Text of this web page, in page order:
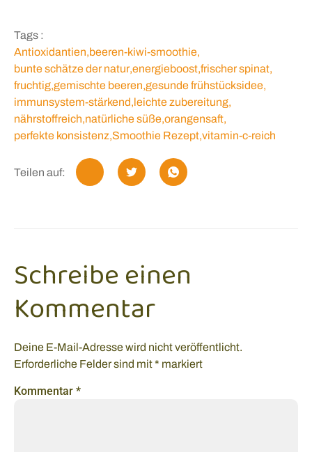
Tags :
Antioxidantien,beeren-kiwi-smoothie,
bunte schätze der natur,energieboost,frischer spinat,
fruchtig,gemischte beeren,gesunde frühstücksidee,
immunsystem-stärkend,leichte zubereitung,
nährstoffreich,natürliche süße,orangensaft,
perfekte konsistenz,Smoothie Rezept,vitamin-c-reich
Teilen auf:
Schreibe einen
Kommentar
Deine E-Mail-Adresse wird nicht veröffentlicht.
Erforderliche Felder sind mit* markiert
Kommentar *